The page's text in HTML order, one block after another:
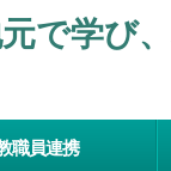
で学び
職員連携